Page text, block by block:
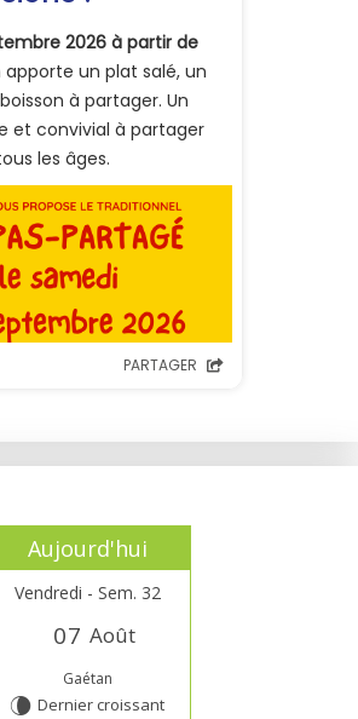
Aujourd'hui
Vendredi - Sem. 32
07 Août
Gaétan
V Dernier croissant